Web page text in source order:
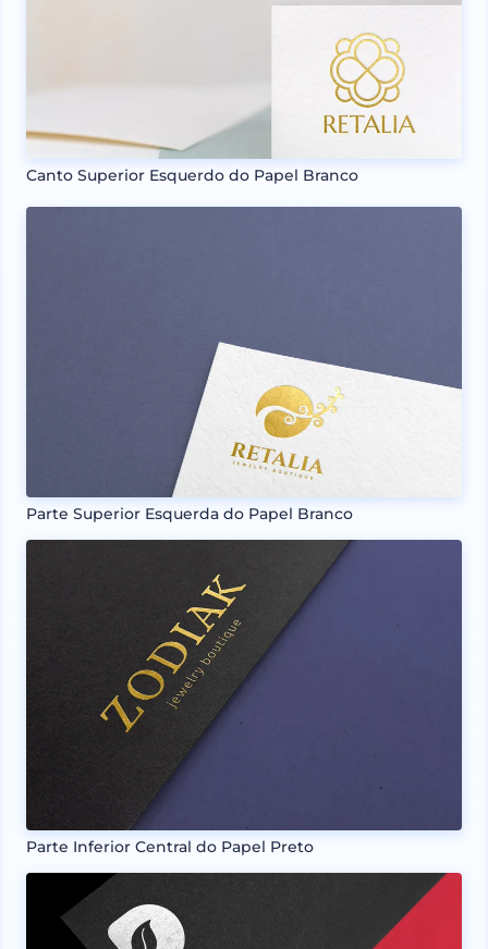
Canto Superior Esquerdo do Papel Branco
Parte Superior Esquerda do Papel Branco
Parte Inferior Central do Papel Preto